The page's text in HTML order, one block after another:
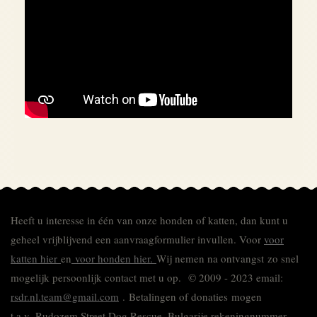
Heeft u interesse in één van onze honden of katten, dan kunt u
geheel vrijblijvend een aanvraagformulier invullen. Voor voor
katten hier en voor honden hier. Wij nemen na ontvangst zo snel
mogelijk persoonlijk contact met u op. © 2009 - 2023 email:
rsdr.nl.team@gmail.com . Betalingen of donaties mogen